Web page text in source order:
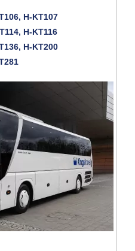
H-KT107
H-KT116
H-KT200